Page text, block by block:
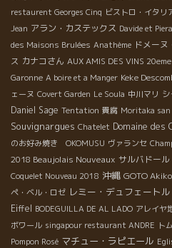
restaurent Georges Cinq ビストロ・イタリ
Jean アラン・カステックス Davide et Piera
des Maisons Brulées Anathème ドメーヌ
ス カナコさん AUX AMIS DES VINS
Garonne A boire et a Manger Keke
ェーヌ Covert Garden Le Soula 中川マリ シ
Daniel Sage Tentation 貴腐 Moritaka san
Souvignargues Chatelet Domaine des
のお好み焼き OKOMUSU ヴァランセ
2018 Beaujolais Nouveaux サルバドール
Coquelet Nouveau 2018 沖縄 GOTO Akiko
ペ・ベル・ロゼ レミー・デュフェートル
Eiffel BODEGUILLA DE AL LADO アレイヤ
ボワール singapour restaurant ANDRE ト
Pompon Rosé マチュー・ラピエール